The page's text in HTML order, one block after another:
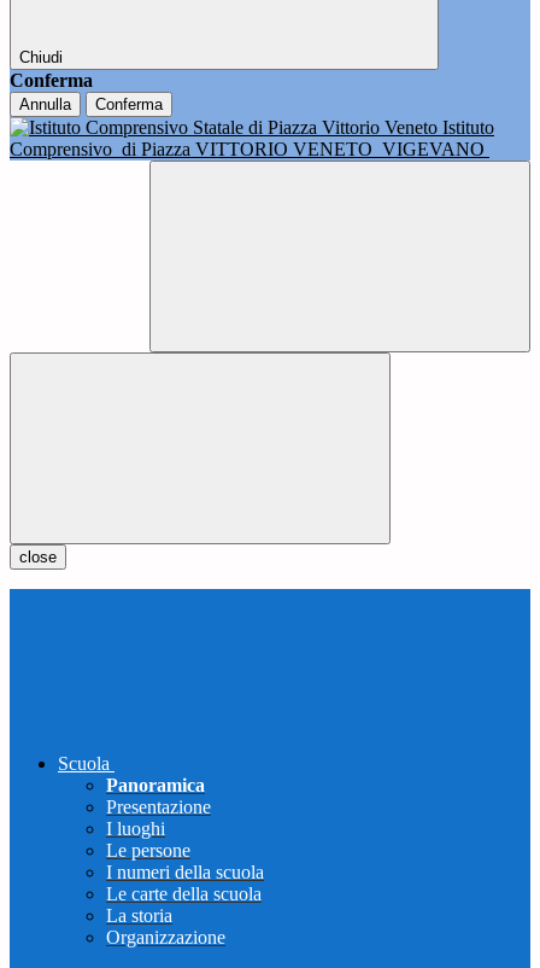
Chiudi
Conferma
Annulla Conferma
Istituto
Comprensivo di Piazza VITTORIO VENETO VIGEVANO
close
Scuola
Panoramica
Presentazione
I luoghi
Le persone
I numeri della scuola
Le carte della scuola
La storia
Organizzazione